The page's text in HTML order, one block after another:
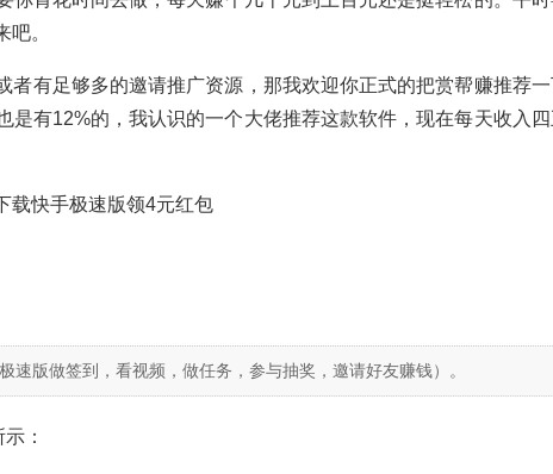
。
者有足够多的邀请推广资源，那我欢迎你正式的把赏帮赚推荐一
是有12%的，我认识的一个大佬推荐这款软件，现在每天收入
载快手极速版领4元红包
速版做签到，看视频，做任务，参与抽奖，邀请好友赚钱）。
：